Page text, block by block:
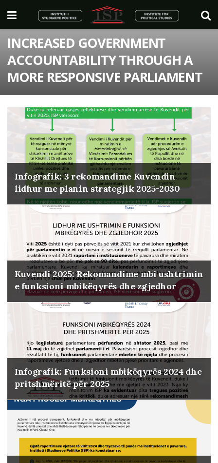
INCREASED GOVERNMENT
ACCOUNTABILITY THROUGH A
MORE RESPONSIVE PARLIAMENT
Infografik: 3 rekomandime Kuvendin
lidhur me planin strategjik 2025-2030
Kuvendi 2025: Rekomandime mbi ushtrimin
e funksioni mbikëqyrës dhe zgjedhor
Infografik: Funksioni mbikëqyrës 2024 dhe
pritshmëritë për 2025